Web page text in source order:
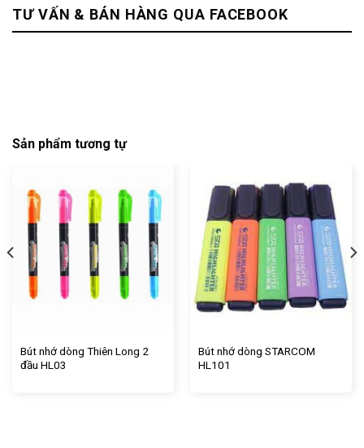
TƯ VẤN & BÁN HÀNG QUA FACEBOOK
Sản phẩm tương tự
Bút nhớ dòng Thiên Long 2
đầu HL03
Bút nhớ dòng STARCOM
HL101